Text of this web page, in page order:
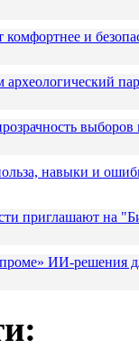
и
навыки и
приглашают на
ИИ-решения